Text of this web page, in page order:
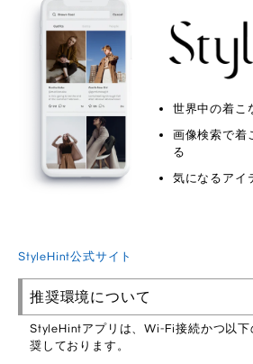
世界中の着こ
画像検索で着
る
気になるアイ
StyleHint公式サイト
推奨環境について
StyleHintアプリは、Wi-Fi接続かつ以下
奨しております。